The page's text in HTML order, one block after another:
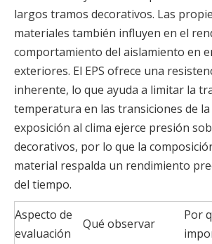
largos tramos decorativos. Las
materiales también influyen en el
comportamiento del aislamiento en
exteriores. El EPS ofrece una
inherente, lo que ayuda a limitar la
temperatura en las transiciones de la
exposición al clima ejerce presión
decorativos, por lo que la
material respalda un rendimiento
del tiempo.
Aspecto de
evaluación
Qué observar
Por